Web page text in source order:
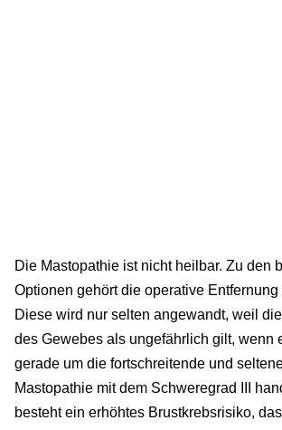
Die Mastopathie ist nicht heilbar. Zu den
Optionen gehört die operative
Diese wird nur selten angewandt, weil
des Gewebes als ungefährlich gilt, wenn
gerade um die fortschreitende und
Mastopathie mit dem Schweregrad III
besteht ein erhöhtes Brustkrebsrisiko,